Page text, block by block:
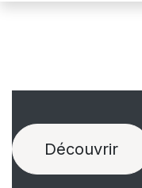
Découvrir